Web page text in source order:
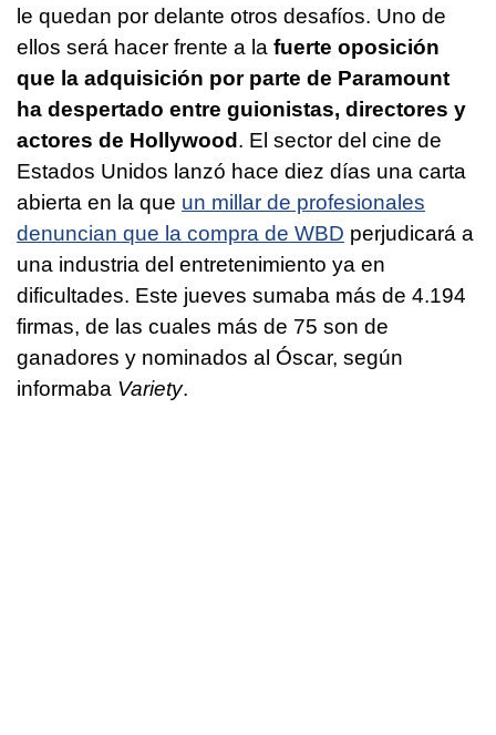
le quedan por delante otros desafíos. Uno de
ellos será hacer frente a la fuerte oposición
que la adquisición por parte de Paramount
ha despertado entre guionistas, directores y
actores de Hollywood. El sector del cine de
Estados Unidos lanzó hace diez días una carta
abierta en la que un millar de profesionales
denuncian que la compra de WBD perjudicará a
una industria del entretenimiento ya en
dificultades. Este jueves sumaba más de 4.194
firmas, de las cuales más de 75 son de
ganadores y nominados al Óscar, según
informaba Variety.